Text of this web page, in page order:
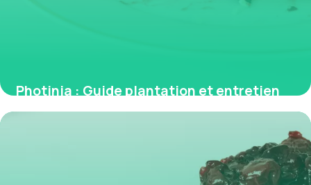
Photinia : Guide plantation et entretien
5 juin 2026